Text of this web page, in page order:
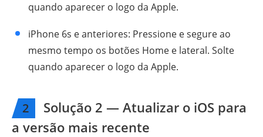
quando aparecer o logo da Apple.
iPhone 6s e anteriores: Pressione e segure ao
mesmo tempo os botões Home e lateral. Solte
quando aparecer o logo da Apple.
2
Solução 2 — Atualizar o iOS para
a versão mais recente